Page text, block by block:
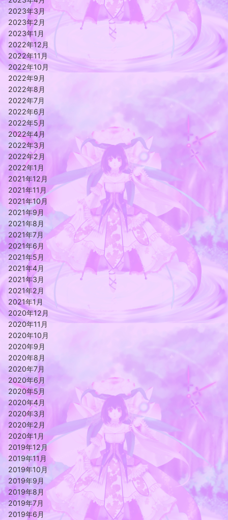
2023年3月
2023年2月
2023年1月
2022年12月
2022年11月
2022年10月
2022年9月
2022年8月
2022年7月
2022年6月
2022年5月
2022年4月
2022年3月
2022年2月
2022年1月
2021年12月
2021年11月
2021年10月
2021年9月
2021年8月
2021年7月
2021年6月
2021年5月
2021年4月
2021年3月
2021年2月
2021年1月
2020年12月
2020年11月
2020年10月
2020年9月
2020年8月
2020年7月
2020年6月
2020年5月
2020年4月
2020年3月
2020年2月
2020年1月
2019年12月
2019年11月
2019年10月
2019年9月
2019年8月
2019年7月
2019年6月